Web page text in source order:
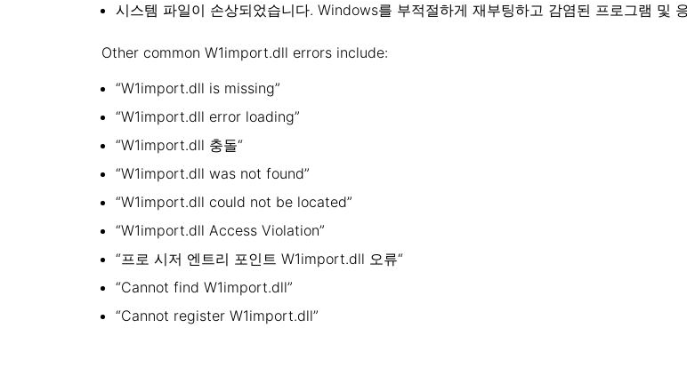
시스템 파일이 손상되었습니다. Windows를 부적절하게 재부팅하고 감염된 프로그램 및
Other common W1import.dll errors include:
“W1import.dll is missing”
“W1import.dll error loading”
“W1import.dll 충돌“
“W1import.dll was not found”
“W1import.dll could not be located”
“W1import.dll Access Violation”
“프로 시저 엔트리 포인트 W1import.dll 오류“
“Cannot find W1import.dll”
“Cannot register W1import.dll”